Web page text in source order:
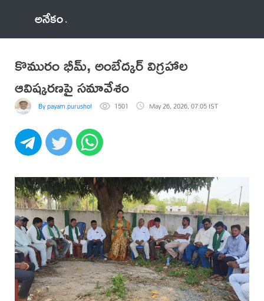
అనేకం
కొమురం భీమ్, అంబేద్కర్ విగ్రహాల
ఆవిష్కరణపై సమావేశం
By payam.purushotham 1501 May 26, 2026, 07:05 IST